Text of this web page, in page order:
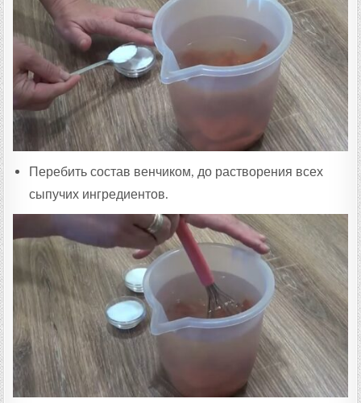
Перебить состав венчиком, до растворения всех
сыпучих ингредиентов.